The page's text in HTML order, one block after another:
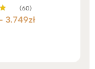
(60)
3.749złZakres